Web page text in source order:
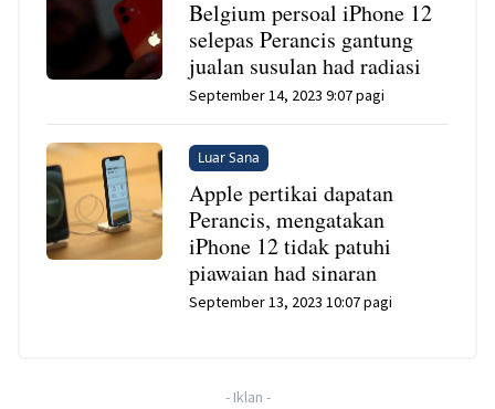
Belgium persoal iPhone 12
selepas Perancis gantung
jualan susulan had radiasi
September 14, 2023 9:07 pagi
Luar Sana
Apple pertikai dapatan
Perancis, mengatakan
iPhone 12 tidak patuhi
piawaian had sinaran
September 13, 2023 10:07 pagi
- Iklan -